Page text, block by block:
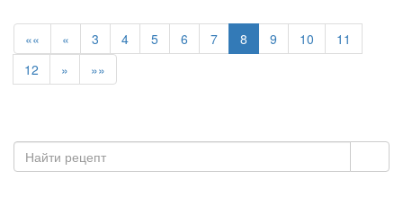
«« « 3 4 5 6 7 8 9 10
11
12
» »»